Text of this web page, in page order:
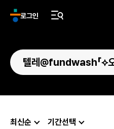
로그인
최신순 기간선택